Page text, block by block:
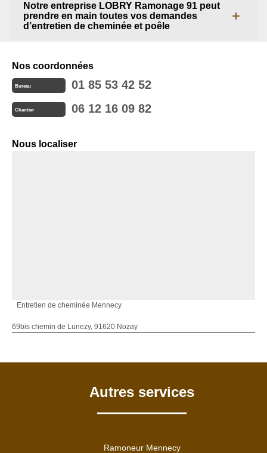
Notre entreprise LOBRY Ramonage 91 peut
prendre en main toutes vos demandes
d’entretien de cheminée et poêle
Nos coordonnées
Bureau 01 85 53 42 52
Chantier 06 12 16 09 82
Nous localiser
Entretien de cheminée Mennecy
69bis chemin de Lunezy, 91620 Nozay
Autres services
Ramoneur Mennecy